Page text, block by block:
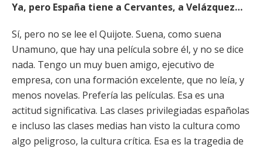
Ya, pero España tiene a Cervantes, a Velázquez…
Sí, pero no se lee el Quijote. Suena, como suena
Unamuno, que hay una película sobre él, y no se dice
nada. Tengo un muy buen amigo, ejecutivo de
empresa, con una formación excelente, que no leía, y
menos novelas. Prefería las películas. Esa es una
actitud significativa. Las clases privilegiadas españolas
e incluso las clases medias han visto la cultura como
algo peligroso, la cultura crítica. Esa es la tragedia de